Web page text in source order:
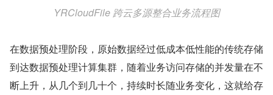
YRCloudFile 跨云多源整合业务流程图
在数据预处理阶段，原始数据经过低成本低性能的传统存储
到达数据预处理计算集群，随着业务访问存储的并发量在不
断上升，从几个到几十个，持续时长随业务变化，这就给存